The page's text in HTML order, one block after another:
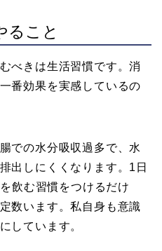
ること
べきは生活習慣です。消
番効果を実感しているの
での水分吸収過多で、水
出しにくくなります。1日
飲む習慣をつけるだけ
数います。私自身も意識
しています。